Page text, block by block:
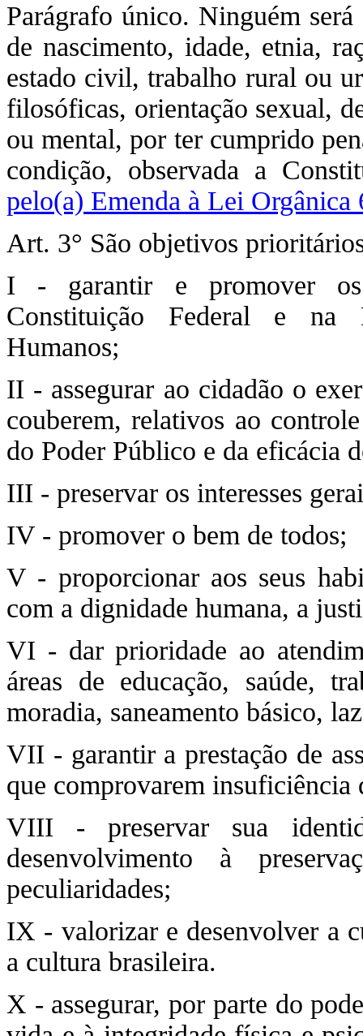
Parágrafo único. Ninguém
de nascimento, idade, etnia,
estado civil, trabalho rural ou
filosóficas, orientação sexual,
ou mental, por ter cumprido
condição, observada a
pelo(a) Emenda à Lei Orgânica
Art. 3° São objetivos
I - garantir e promover os
Constituição Federal e na
Humanos;
II - assegurar ao cidadão o
couberem, relativos ao
do Poder Público e da eficácia
III - preservar os interesses
IV - promover o bem de todos;
V - proporcionar aos seus
com a dignidade humana, a
VI - dar prioridade ao
áreas de educação, saúde,
moradia, saneamento básico,
VII - garantir a prestação de
que comprovarem insuficiência
VIII - preservar sua
desenvolvimento à
peculiaridades;
IX - valorizar e desenvolver a
a cultura brasileira.
X - assegurar, por parte do